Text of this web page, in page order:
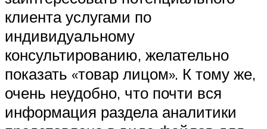
клиента услугами по
индивидуальному
консультированию, желательно
показать «товар лицом». К тому же,
очень неудобно, что почти вся
информация раздела аналитики